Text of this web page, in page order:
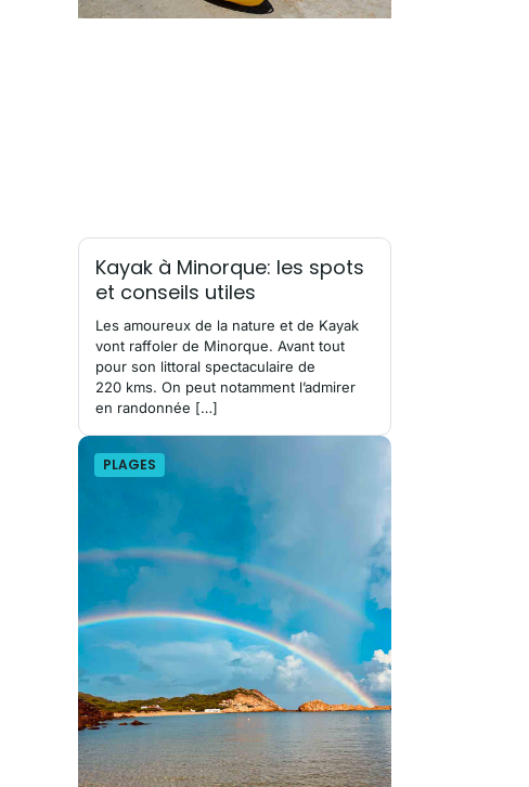
Kayak à Minorque: les spots
et conseils utiles
Les amoureux de la nature et de Kayak
vont raffoler de Minorque. Avant tout
pour son littoral spectaculaire de
220 kms. On peut notamment l’admirer
en randonnée […]
PLAGES